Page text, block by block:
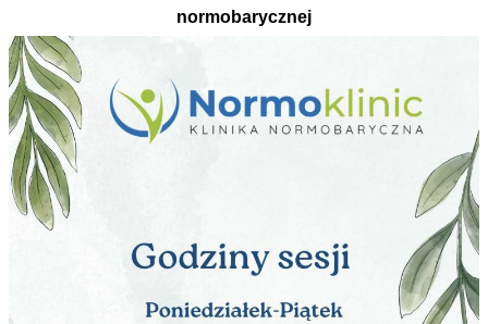
normobarycznej